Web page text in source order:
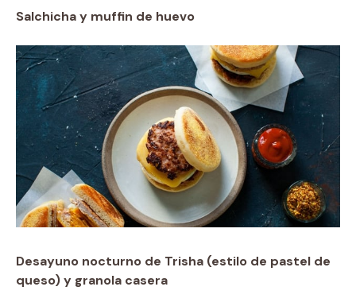
Salchicha y muffin de huevo
Desayuno nocturno de Trisha (estilo de pastel de
queso) y granola casera